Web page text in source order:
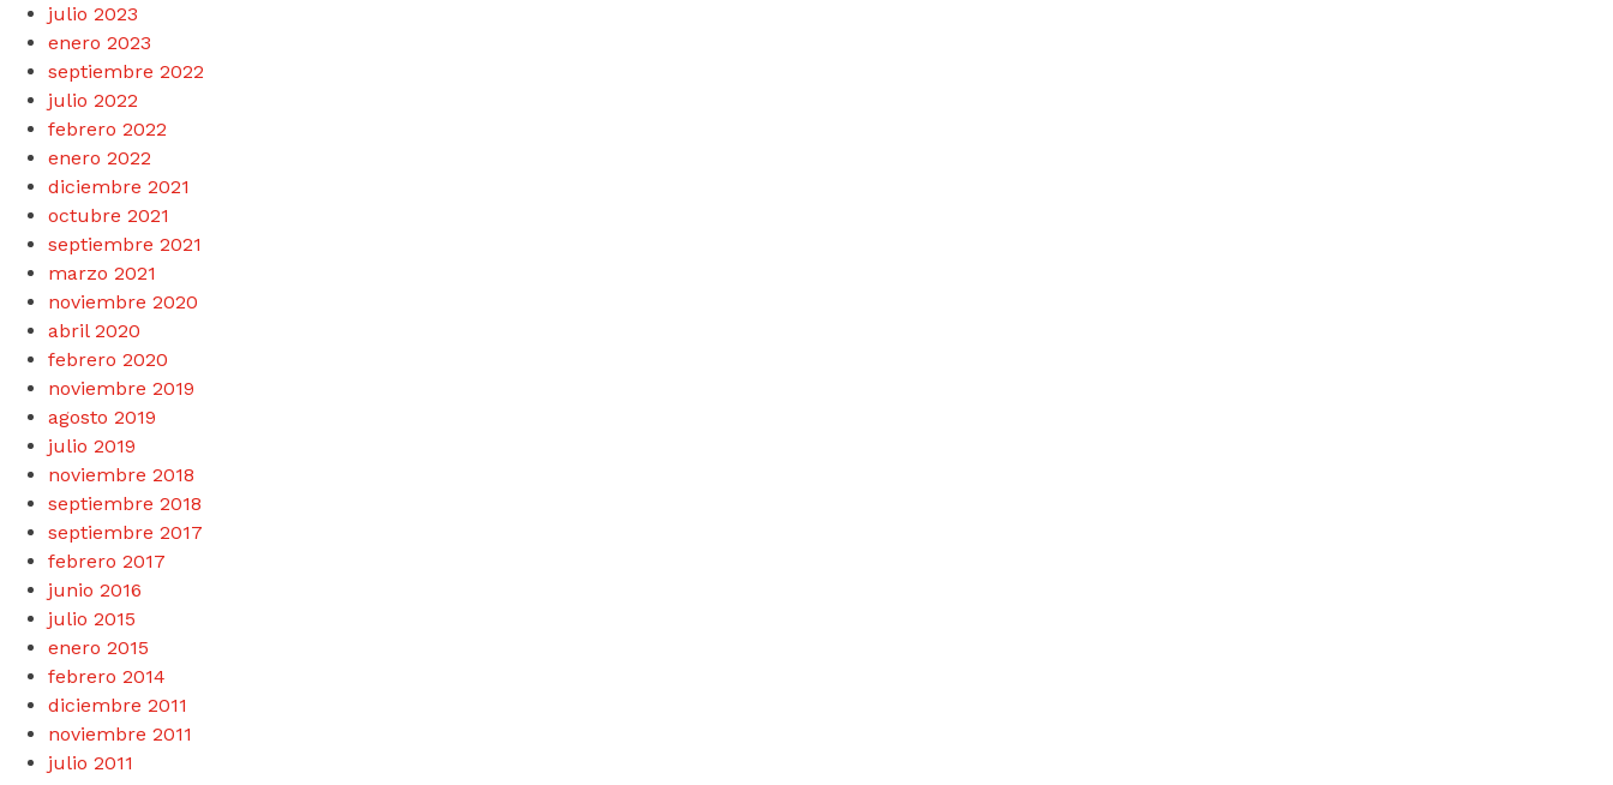
julio 2023
enero 2023
septiembre 2022
julio 2022
febrero 2022
enero 2022
diciembre 2021
octubre 2021
septiembre 2021
marzo 2021
noviembre 2020
abril 2020
febrero 2020
noviembre 2019
agosto 2019
julio 2019
noviembre 2018
septiembre 2018
septiembre 2017
febrero 2017
junio 2016
julio 2015
enero 2015
febrero 2014
diciembre 2011
noviembre 2011
julio 2011